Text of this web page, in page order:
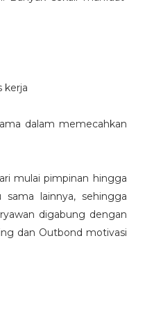
kerja
dalam memecahkan
mulai pimpinan hingga
lainnya, sehingga
digabung dengan
dan Outbond motivasi